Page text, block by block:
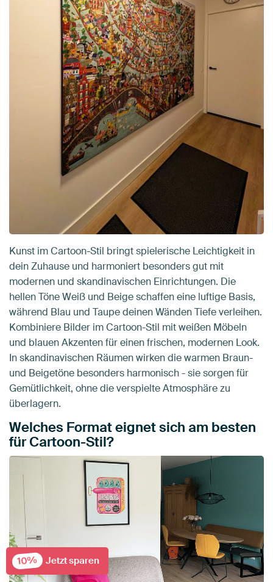
Kunst im Cartoon-Stil bringt spielerische Leichtigkeit in
dein Zuhause und harmoniert besonders gut mit
modernen und skandinavischen Einrichtungen. Die
hellen Töne Weiß und Beige schaffen eine luftige Basis,
während Blau und Taupe deinen Wänden Tiefe verleihen.
Kombiniere Bilder im Cartoon-Stil mit weißen Möbeln
und blauen Akzenten für einen frischen, modernen Look.
In skandinavischen Räumen wirken die warmen Braun-
und Beigetöne besonders harmonisch - sie sorgen für
Gemütlichkeit, ohne die verspielte Atmosphäre zu
überlagern.
Welches Format eignet sich am besten
für Cartoon-Stil?
10% Jetzt sparen